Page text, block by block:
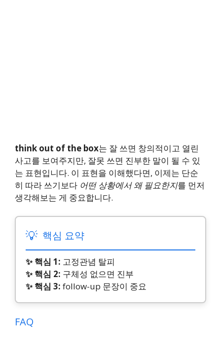
think out of the box는 잘 쓰면 창의적이고 열린
사고를 보여주지만, 잘못 쓰면 진부한 말이 될 수 있
는 표현입니다. 이 표현을 이해했다면, 이제는 단순
히 따라 쓰기보다 어떤 상황에서 왜 필요한지를 먼저
생각해보는 게 중요합니다.
💡 핵심 요약
✨ 핵심 1: 고정관념 탈피
✨ 핵심 2: 구체성 없으면 진부
✨ 핵심 3: follow-up 문장이 중요
FAQ